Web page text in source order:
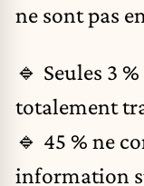
ne sont pas
🔹 Seules 3
totalement
🔹 45 % ne
information